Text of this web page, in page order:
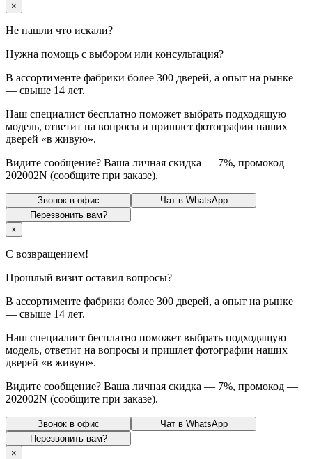
×
Не нашли что искали?
Нужна помощь с выбором или консультация?
В ассортименте фабрики более 300 дверей, а опыт на рынке
— свыше 14 лет.
Наш специалист бесплатно поможет выбрать подходящую
модель, ответит на вопросы и пришлет фотографии наших
дверей «в живую».
Видите сообщение? Ваша личная скидка — 7%, промокод —
202002N (сообщите при заказе).
Звонок в офис
Чат в WhatsApp
Перезвонить вам?
×
С возвращением!
Прошлый визит оставил вопросы?
В ассортименте фабрики более 300 дверей, а опыт на рынке
— свыше 14 лет.
Наш специалист бесплатно поможет выбрать подходящую
модель, ответит на вопросы и пришлет фотографии наших
дверей «в живую».
Видите сообщение? Ваша личная скидка — 7%, промокод —
202002N (сообщите при заказе).
Звонок в офис
Чат в WhatsApp
Перезвонить вам?
×